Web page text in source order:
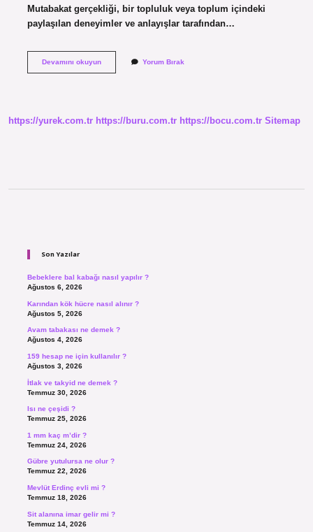
Mutabakat gerçekliği, bir topluluk veya toplum içindeki
paylaşılan deneyimler ve anlayışlar tarafından…
Devamını okuyunKonsensüs Yorum Bırak
https://yurek.com.tr https://buru.com.tr https://bocu.com.tr Sitemap
Son Yazılar
Bebeklere bal kabağı nasıl yapılır ?
Ağustos 6, 2026
Karından kök hücre nasıl alınır ?
Ağustos 5, 2026
Avam tabakası ne demek ?
Ağustos 4, 2026
159 hesap ne için kullanılır ?
Ağustos 3, 2026
İtlak ve takyid ne demek ?
Temmuz 30, 2026
Isı ne çeşidi ?
Temmuz 25, 2026
1 mm kaç m’dir ?
Temmuz 24, 2026
Gübre yutulursa ne olur ?
Temmuz 22, 2026
Mevlüt Erdinç evli mi ?
Temmuz 18, 2026
Sit alanına imar gelir mi ?
Temmuz 14, 2026